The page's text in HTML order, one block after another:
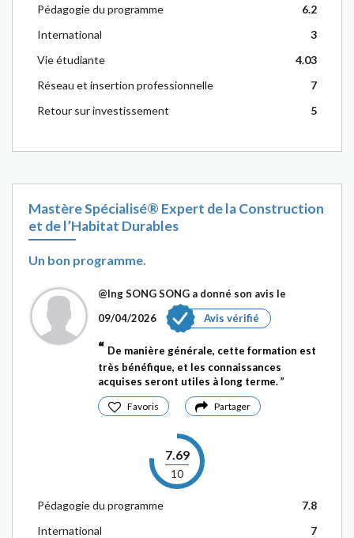
Pédagogie du programme
6.2
International
3
Vie étudiante
4.03
Réseau et insertion professionnelle
7
Retour sur investissement
5
Mastère Spécialisé® Expert de la Construction
et de l’Habitat Durables
Un bon programme.
@Ing SONG SONG a donné son avis le
09/04/2026
Avis vérifié
De manière générale, cette formation est
très bénéfique, et les connaissances
acquises seront utiles à long terme.
Favoris Partager
7.69
10
Pédagogie du programme
7.8
International
7